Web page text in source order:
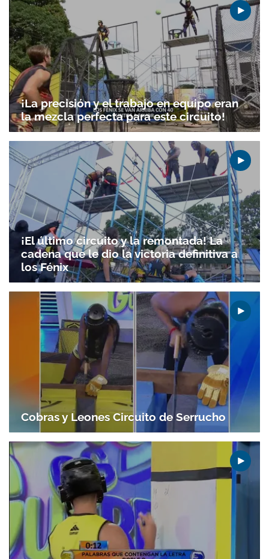
Gracias por suscribirte a nuestro boletín.
ACEPTAR
¡La precisión y el trabajo en equipo eran
la mezcla perfecta para este circuito!
¡El último circuito y la remontada! La
cadena que le dio la victoria definitiva a
los Fénix
Cobras y Leones Circuito de Serrucho